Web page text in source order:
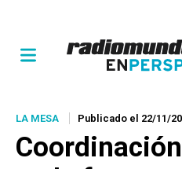
LA MESA Publicado el 22/11/